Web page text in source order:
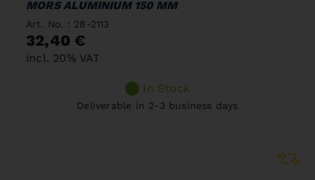
MORS ALUMINIUM 150 MM
Art. No. : 28-2113
32,40 €
incl. 20% VAT
In Stock
Deliverable in 2-3 business days